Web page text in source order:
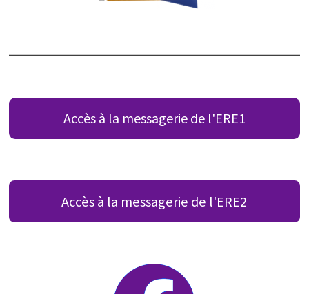
Accès à la messagerie de l'ERE1
Accès à la messagerie de l'ERE2